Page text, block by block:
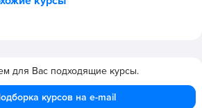
для Вас подходящие курсы.
курсов на e-mail